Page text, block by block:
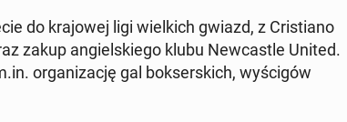
do kra­jo­wej ligi wiel­kich gwiazd, z Cri­stia­no
zakup an­giel­skie­go klubu New­ca­stle United.
or­ga­ni­za­cję gal bok­ser­skich, wy­ści­gów